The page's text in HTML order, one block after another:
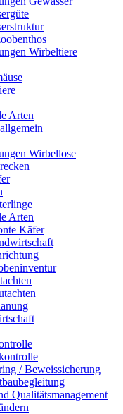
Wirbeltiere
Arten
Wirbellose
Arten
Käfer
/ Beweissicherung
Qualitätsmanagement